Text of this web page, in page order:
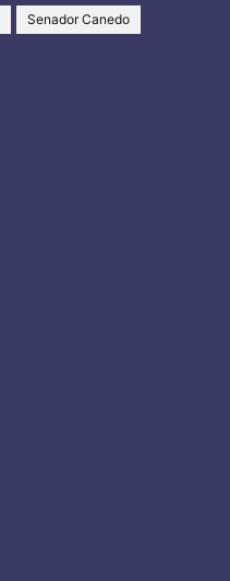
Senador Canedo